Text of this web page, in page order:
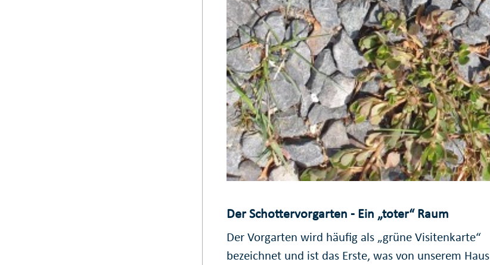
Der Schottervorgarten - Ein „toter“ Raum
Der Vorgarten wird häufig als „grüne Visitenkarte“
bezeichnet und ist das Erste, was von unserem Haus